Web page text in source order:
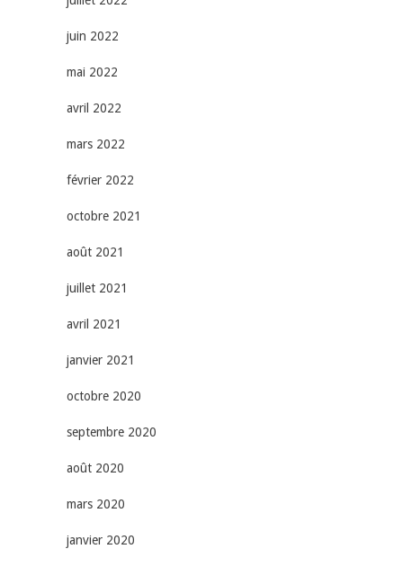
juin 2022
mai 2022
avril 2022
mars 2022
février 2022
octobre 2021
août 2021
juillet 2021
avril 2021
janvier 2021
octobre 2020
septembre 2020
août 2020
mars 2020
janvier 2020